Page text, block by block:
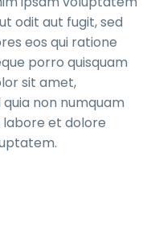
odit aut fugit, sed
eos qui ratione
porro quisquam
sit amet,
non numquam
et dolore